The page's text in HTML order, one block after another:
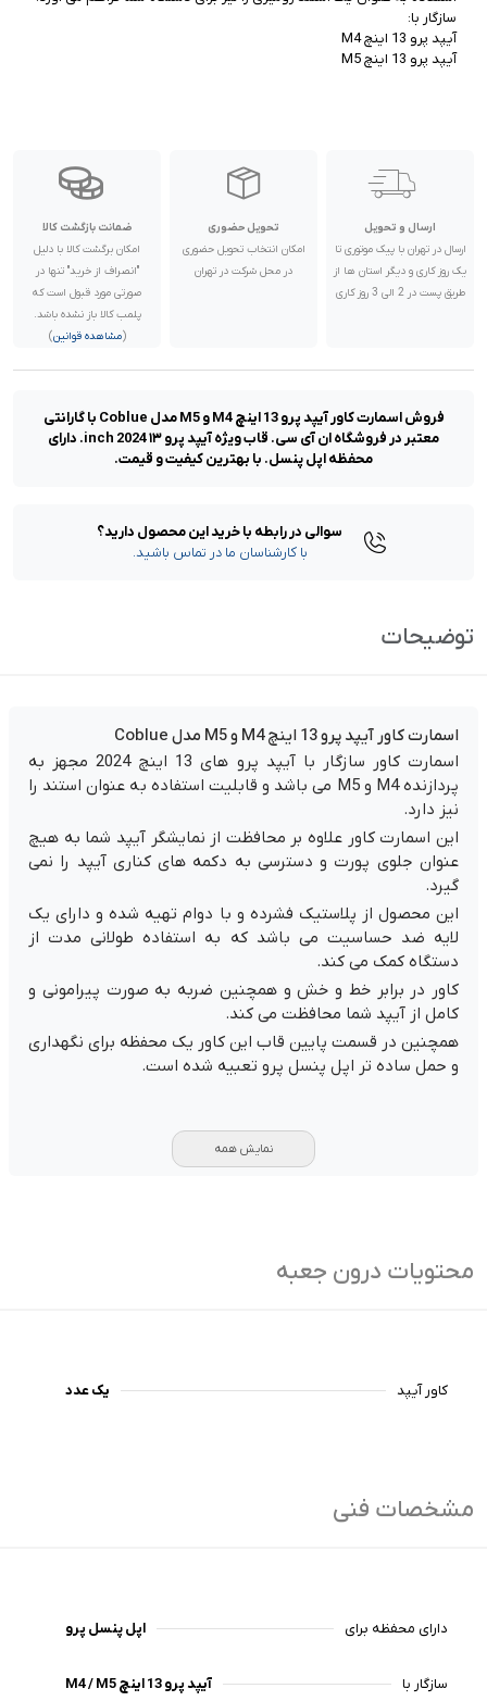
آیپد پرو 13 اینچ M5
ارسال و تحویل
ارسال در تهران با پیک موتوری تا
یک روز کاری و دیگر استان ها از
طریق پست در 2 الی 3 روز کاری
تحویل حضوری
امکان انتخاب تحویل حضوری
در محل شرکت در تهران
ضمانت بازگشت کالا
امکان برگشت کالا با دلیل
"انصراف از خرید" تنها در
صورتی مورد قبول است که
پلمب کالا باز نشده باشد.
(مشاهده قوانین)
فروش اسمارت کاور آیپد پرو 13 اینچ M4 و M5 مدل Coblue با گارانتی
معتبر در فروشگاه ان آی سی. قاب ویژه آیپد پرو ۱۳ inch 2024. دارای
محفظه اپل پنسل. با بهترین کیفیت و قیمت.
سوالی در رابطه با خرید این محصول دارید؟
با کارشناسان ما در تماس باشید.
توضیحات
اسمارت کاور آیپد پرو 13 اینچ M4 و M5 مدل Coblue
اسمارت کاور سازگار با آیپد پرو های 13 اینچ 2024 مجهز به
پردازنده M4 و M5 می باشد و قابلیت استفاده به عنوان استند را
نیز دارد.
این اسمارت کاور علاوه بر محافظت از نمایشگر آیپد شما به هیچ
عنوان جلوی پورت و دسترسی به دکمه های کناری آیپد را نمی
گیرد.
این محصول از پلاستیک فشرده و با دوام تهیه شده و دارای یک
لایه ضد حساسیت می باشد که به استفاده طولانی مدت از
دستگاه کمک می کند.
کاور در برابر خط و خش و همچنین ضربه به صورت پیرامونی و
کامل از آیپد شما محافظت می کند.
همچنین در قسمت پایین قاب این کاور یک محفظه برای نگهداری
و حمل ساده تر اپل پنسل پرو تعبیه شده است.
نمایش همه
محتویات درون جعبه
کاور آیپد یک عدد
مشخصات فنی
دارای محفظه برای اپل پنسل پرو
سازگار با آیپد پرو 13 اینچ M4 / M5